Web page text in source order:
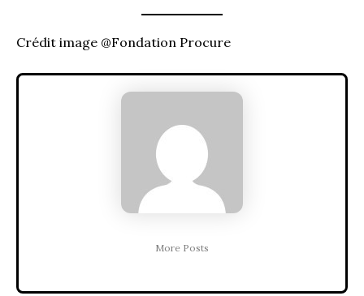
Crédit image @Fondation Procure
More Posts